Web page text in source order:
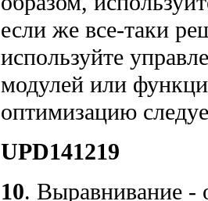
если же все-таки
используйте
модулей или
оптимизацию
UPD141219
10. Выравнивание -